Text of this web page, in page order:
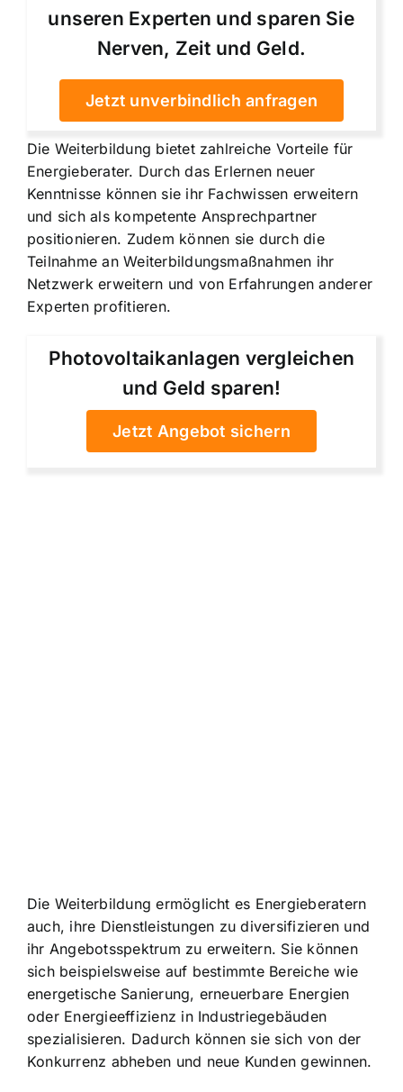
unseren Experten und sparen Sie
Nerven, Zeit und Geld.
Jetzt unverbindlich anfragen
Die Weiterbildung bietet zahlreiche Vorteile für
Energieberater. Durch das Erlernen neuer
Kenntnisse können sie ihr Fachwissen erweitern
und sich als kompetente Ansprechpartner
positionieren. Zudem können sie durch die
Teilnahme an Weiterbildungsmaßnahmen ihr
Netzwerk erweitern und von Erfahrungen anderer
Experten profitieren.
Photovoltaikanlagen vergleichen
und Geld sparen!
Jetzt Angebot sichern
Die Weiterbildung ermöglicht es Energieberatern
auch, ihre Dienstleistungen zu diversifizieren und
ihr Angebotsspektrum zu erweitern. Sie können
sich beispielsweise auf bestimmte Bereiche wie
energetische Sanierung, erneuerbare Energien
oder Energieeffizienz in Industriegebäuden
spezialisieren. Dadurch können sie sich von der
Konkurrenz abheben und neue Kunden gewinnen.